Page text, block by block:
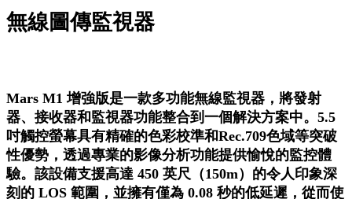
無線圖傳監視器
Mars M1 增強版是一款多功能無線監視器，將發射
器、接收器和監視器功能整合到一個解決方案中。5.5
吋觸控螢幕具有精確的色彩校準和Rec.709色域等突破
性優勢，透過專業的影像分析功能提供愉悅的監控體
驗。該設備支援高達 450 英尺（150m）的令人印象深
刻的 LOS 範圍，並擁有僅為 0.08 秒的低延遲，從而使